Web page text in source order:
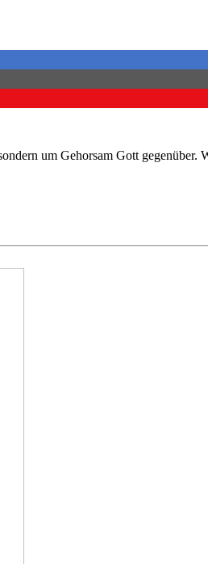
um Gehorsam Gott gegenüber.